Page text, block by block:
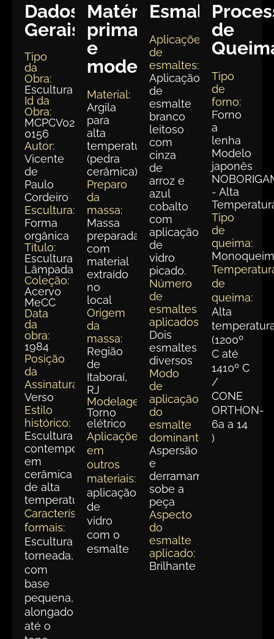
Dados
Gerais:
Tipo
da
Obra:
Escultura
Id da
Obra:
MCPCV027-
0156
Autor:
Vicente
de
Paulo
Cordeiro
Escultura:
Forma
orgânica
Título:
Escultura
Lâmpada
Coleção:
Acervo
MeCC
Data
da
obra:
1984
Posição
da
Assinatura:
Verso
Estilo
histórico:
Escultura
contemporânea
em
cerâmica
de alta
temperatura.
Características
formais:
Escultura
torneada,
com
base
pequena,
alongado
até o
Matéria
prima
e
modelagem
Material:
Argila
para
alta
temperatura
(pedra
cerâmica)
Preparo
da
massa:
Massa
preparada
com
material
extraído
no
local
Origem
da
massa:
Região
de
Itaboraí,
RJ
Modelagem:
Torno
elétrico
Aplicações
em
outros
materiais:
aplicação
de
vidro
com o
esmalte
Esmaltação
Aplicações
de
esmaltes:
Aplicação
de
esmalte
branco
leitoso
com
cinza
de
arroz e
azul
cobalto
com
aplicação
de
vidro
picado.
Número
de
esmaltes
aplicados:
Dois
esmaltes
diversos
Modo
de
aplicação
do
esmalte
dominante:
Aspersão
e
derramamento
sobe a
peça
Aspecto
do
esmalte
aplicado:
Brilhante
de
Tipo
de
forno:
Forno
a
lenha
Modelo
japonês
- Alta
Tipo
de
queima:
de
queima:
Alta
(1200º
C até
1410º C
/
CONE
ORTHON-
6a a 14
)